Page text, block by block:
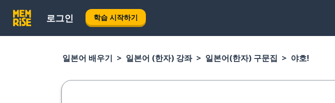
로그인 학습 시작하기
일본어 배우기 일본어 (한자) 강좌 일본어(한자) 구문집 야호!